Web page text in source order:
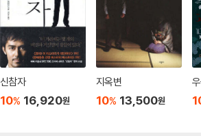
신참자
10% 16,920원
지옥변
10% 13,500원